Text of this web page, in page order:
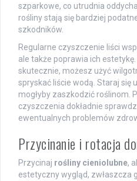
szparkowe, co utrudnia
rośliny stają się bardziej
szkodników.
Regularne czyszczenie liści
ale także poprawia ich
skutecznie, możesz użyć
spryskać liście wodą. Staraj się
mogłyby zaszkodzić roślinom.
czyszczenia dokładnie
ewentualnych problemów
Przycinanie i rotacja
Przycinaj rośliny cieniolubne,
estetyczny wygląd, zwłaszcza